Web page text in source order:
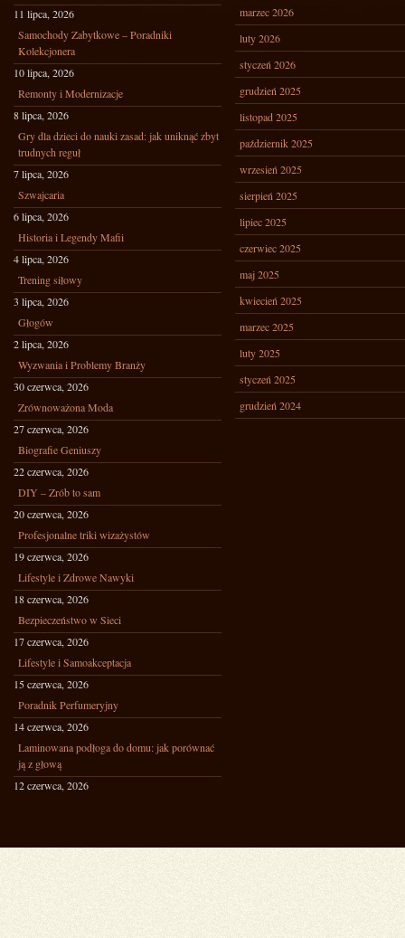
11 lipca, 2026
Samochody Zabytkowe – Poradniki
Kolekcjonera
10 lipca, 2026
Remonty i Modernizacje
8 lipca, 2026
Gry dla dzieci do nauki zasad: jak uniknąć zbyt
trudnych reguł
7 lipca, 2026
Szwajcaria
6 lipca, 2026
Historia i Legendy Mafii
4 lipca, 2026
Trening siłowy
3 lipca, 2026
Głogów
2 lipca, 2026
Wyzwania i Problemy Branży
30 czerwca, 2026
Zrównoważona Moda
27 czerwca, 2026
Biografie Geniuszy
22 czerwca, 2026
DIY – Zrób to sam
20 czerwca, 2026
Profesjonalne triki wizażystów
19 czerwca, 2026
Lifestyle i Zdrowe Nawyki
18 czerwca, 2026
Bezpieczeństwo w Sieci
17 czerwca, 2026
Lifestyle i Samoakceptacja
15 czerwca, 2026
Poradnik Perfumeryjny
14 czerwca, 2026
Laminowana podłoga do domu: jak porównać
ją z głową
12 czerwca, 2026
marzec 2026
luty 2026
styczeń 2026
grudzień 2025
listopad 2025
październik 2025
wrzesień 2025
sierpień 2025
lipiec 2025
czerwiec 2025
maj 2025
kwiecień 2025
marzec 2025
luty 2025
styczeń 2025
grudzień 2024